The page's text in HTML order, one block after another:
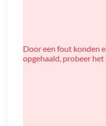
Door een fout konden
opgehaald, probeer